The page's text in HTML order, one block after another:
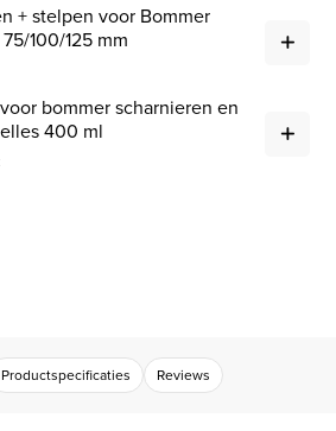
+ stelpen voor Bommer
100/125 mm
bommer scharnieren en
400 ml
Productspecificaties Reviews